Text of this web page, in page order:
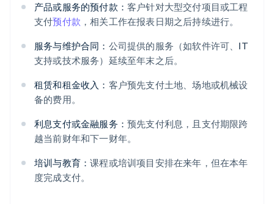
产品或服务的预付款： 客户针对大型交付项目或工程
支付预付款 ，相关工作在报表日期之后持续进行。
服务与维护合同： 公司提供的服务（如软件许可、IT
支持或技术服务）延续至年末之后。
租赁和租金收入： 客户预先支付土地、场地或机械设
备的费用。
利息支付或金融服务： 预先支付利息，且支付期限跨
越当前财年和下一财年。
培训与教育：课程或培训项目安排在来年，但在本年
度完成支付。